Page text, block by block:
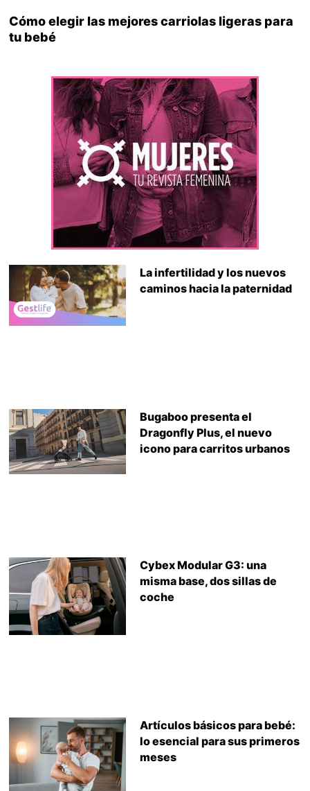
Cómo elegir las mejores carriolas ligeras para
tu bebé
La infertilidad y los nuevos
caminos hacia la paternidad
Bugaboo presenta el
Dragonfly Plus, el nuevo
icono para carritos urbanos
Cybex Modular G3: una
misma base, dos sillas de
coche
Artículos básicos para bebé:
lo esencial para sus primeros
meses